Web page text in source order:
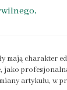
mają charakter
jako
artykułu, w